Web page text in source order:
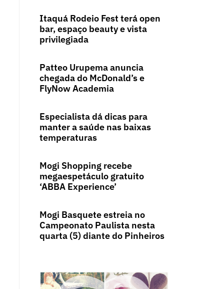
Itaquá Rodeio Fest terá open
bar, espaço beauty e vista
privilegiada
Patteo Urupema anuncia
chegada do McDonald’s e
FlyNow Academia
Especialista dá dicas para
manter a saúde nas baixas
temperaturas
Mogi Shopping recebe
megaespetáculo gratuito
‘ABBA Experience’
Mogi Basquete estreia no
Campeonato Paulista nesta
quarta (5) diante do Pinheiros